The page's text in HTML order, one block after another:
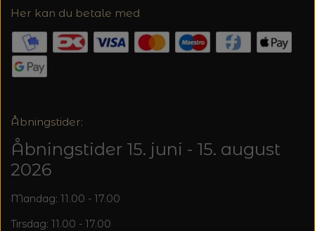
Her kan du betale med
Åbningstider:
Åbningstider 15. juni - 15. august
2026
Mandag: 11.00 - 17.00
Tirsdag: 11.00 - 17.00